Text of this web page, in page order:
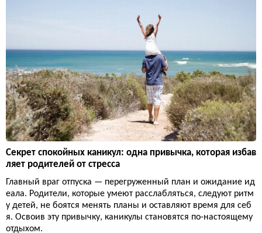
Секрет спокойных каникул: одна привычка, которая избав
ляет родителей от стресса
Главный враг отпуска — перегруженный план и ожидание ид
еала. Родители, которые умеют расслабляться, следуют ритм
у детей, не боятся менять планы и оставляют время для себ
я. Освоив эту привычку, каникулы становятся по-настоящему
отдыхом.